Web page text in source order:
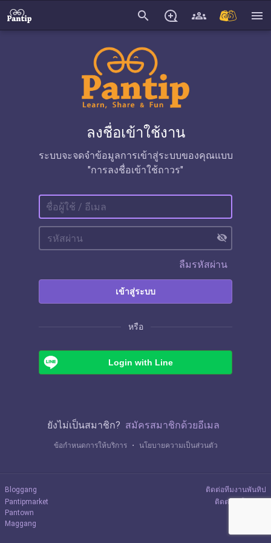
search menu
ลงชื่อเข้าใช้งาน
ระบบจะจดจำข้อมูลการเข้าสู่ระบบของคุณแบบ
"การลงชื่อเข้าใช้ถาวร"
visibility_off
ลืมรหัสผ่าน
เข้าสู่ระบบ
หรือ
Login with Line
ยังไม่เป็นสมาชิก? สมัครสมาชิกด้วยอีเมล
ข้อกำหนดการให้บริการ ・ นโยบายความเป็นส่วนตัว
Bloggang
Pantipmarket
Pantown
Maggang
ติดต่อทีมงานพันทิป
ติดต่อลงโฆษณา